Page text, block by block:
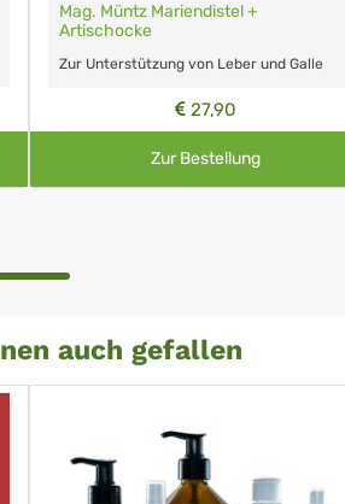
Mag. Müntz Mariendistel +
Artischocke
Zur Unterstützung von Leber und Galle
27,90
Zur Bestellung
auch gefallen